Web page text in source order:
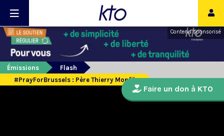
Contenu sponsorisé
Émissions
Flash
#PrayForBrussels : Père Thierry Monfils
Faire un don à KTO